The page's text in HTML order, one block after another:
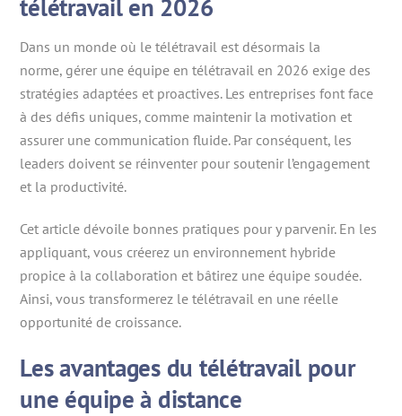
télétravail en 2026
Dans un monde où le télétravail est désormais la
norme, gérer une équipe en télétravail en 2026 exige des
stratégies adaptées et proactives. Les entreprises font face
à des défis uniques, comme maintenir la motivation et
assurer une communication fluide. Par conséquent, les
leaders doivent se réinventer pour soutenir l’engagement
et la productivité.
Cet article dévoile bonnes pratiques pour y parvenir. En les
appliquant, vous créerez un environnement hybride
propice à la collaboration et bâtirez une équipe soudée.
Ainsi, vous transformerez le télétravail en une réelle
opportunité de croissance.
Les avantages du télétravail pour
une équipe à distance